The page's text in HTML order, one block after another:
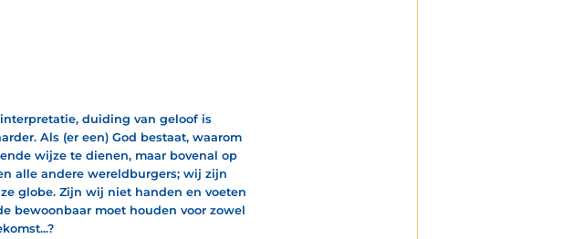
duiding van geloof is
Als (er een) God bestaat, waarom
wijze te dienen, maar bovenal op
alle andere wereldburgers; wij zijn
globe. Zijn wij niet handen en voeten
bewoonbaar moet houden voor zowel